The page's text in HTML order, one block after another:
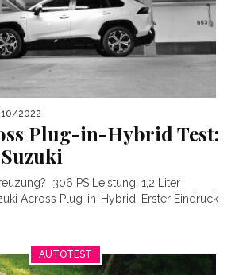
10/2022
Plug-in-Hybrid Test:
306 PS Leistung: 1,2 Liter
Across Plug-in-Hybrid. Erster Eindruck
AUTOTEST